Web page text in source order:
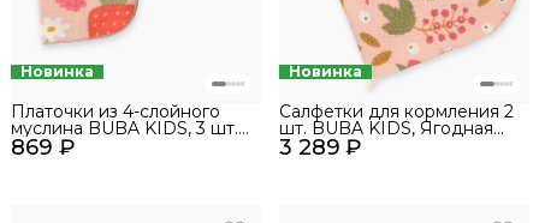
Новинка
869 ₽
Платочки из 4-слойного
муслина BUBA KIDS, 3 шт.,
Ягодная поляна/Пудра/
Новинка
3 289 ₽
Салфетки для кормления 2
шт. BUBA KIDS, Ягодная
поляна/Сливочный